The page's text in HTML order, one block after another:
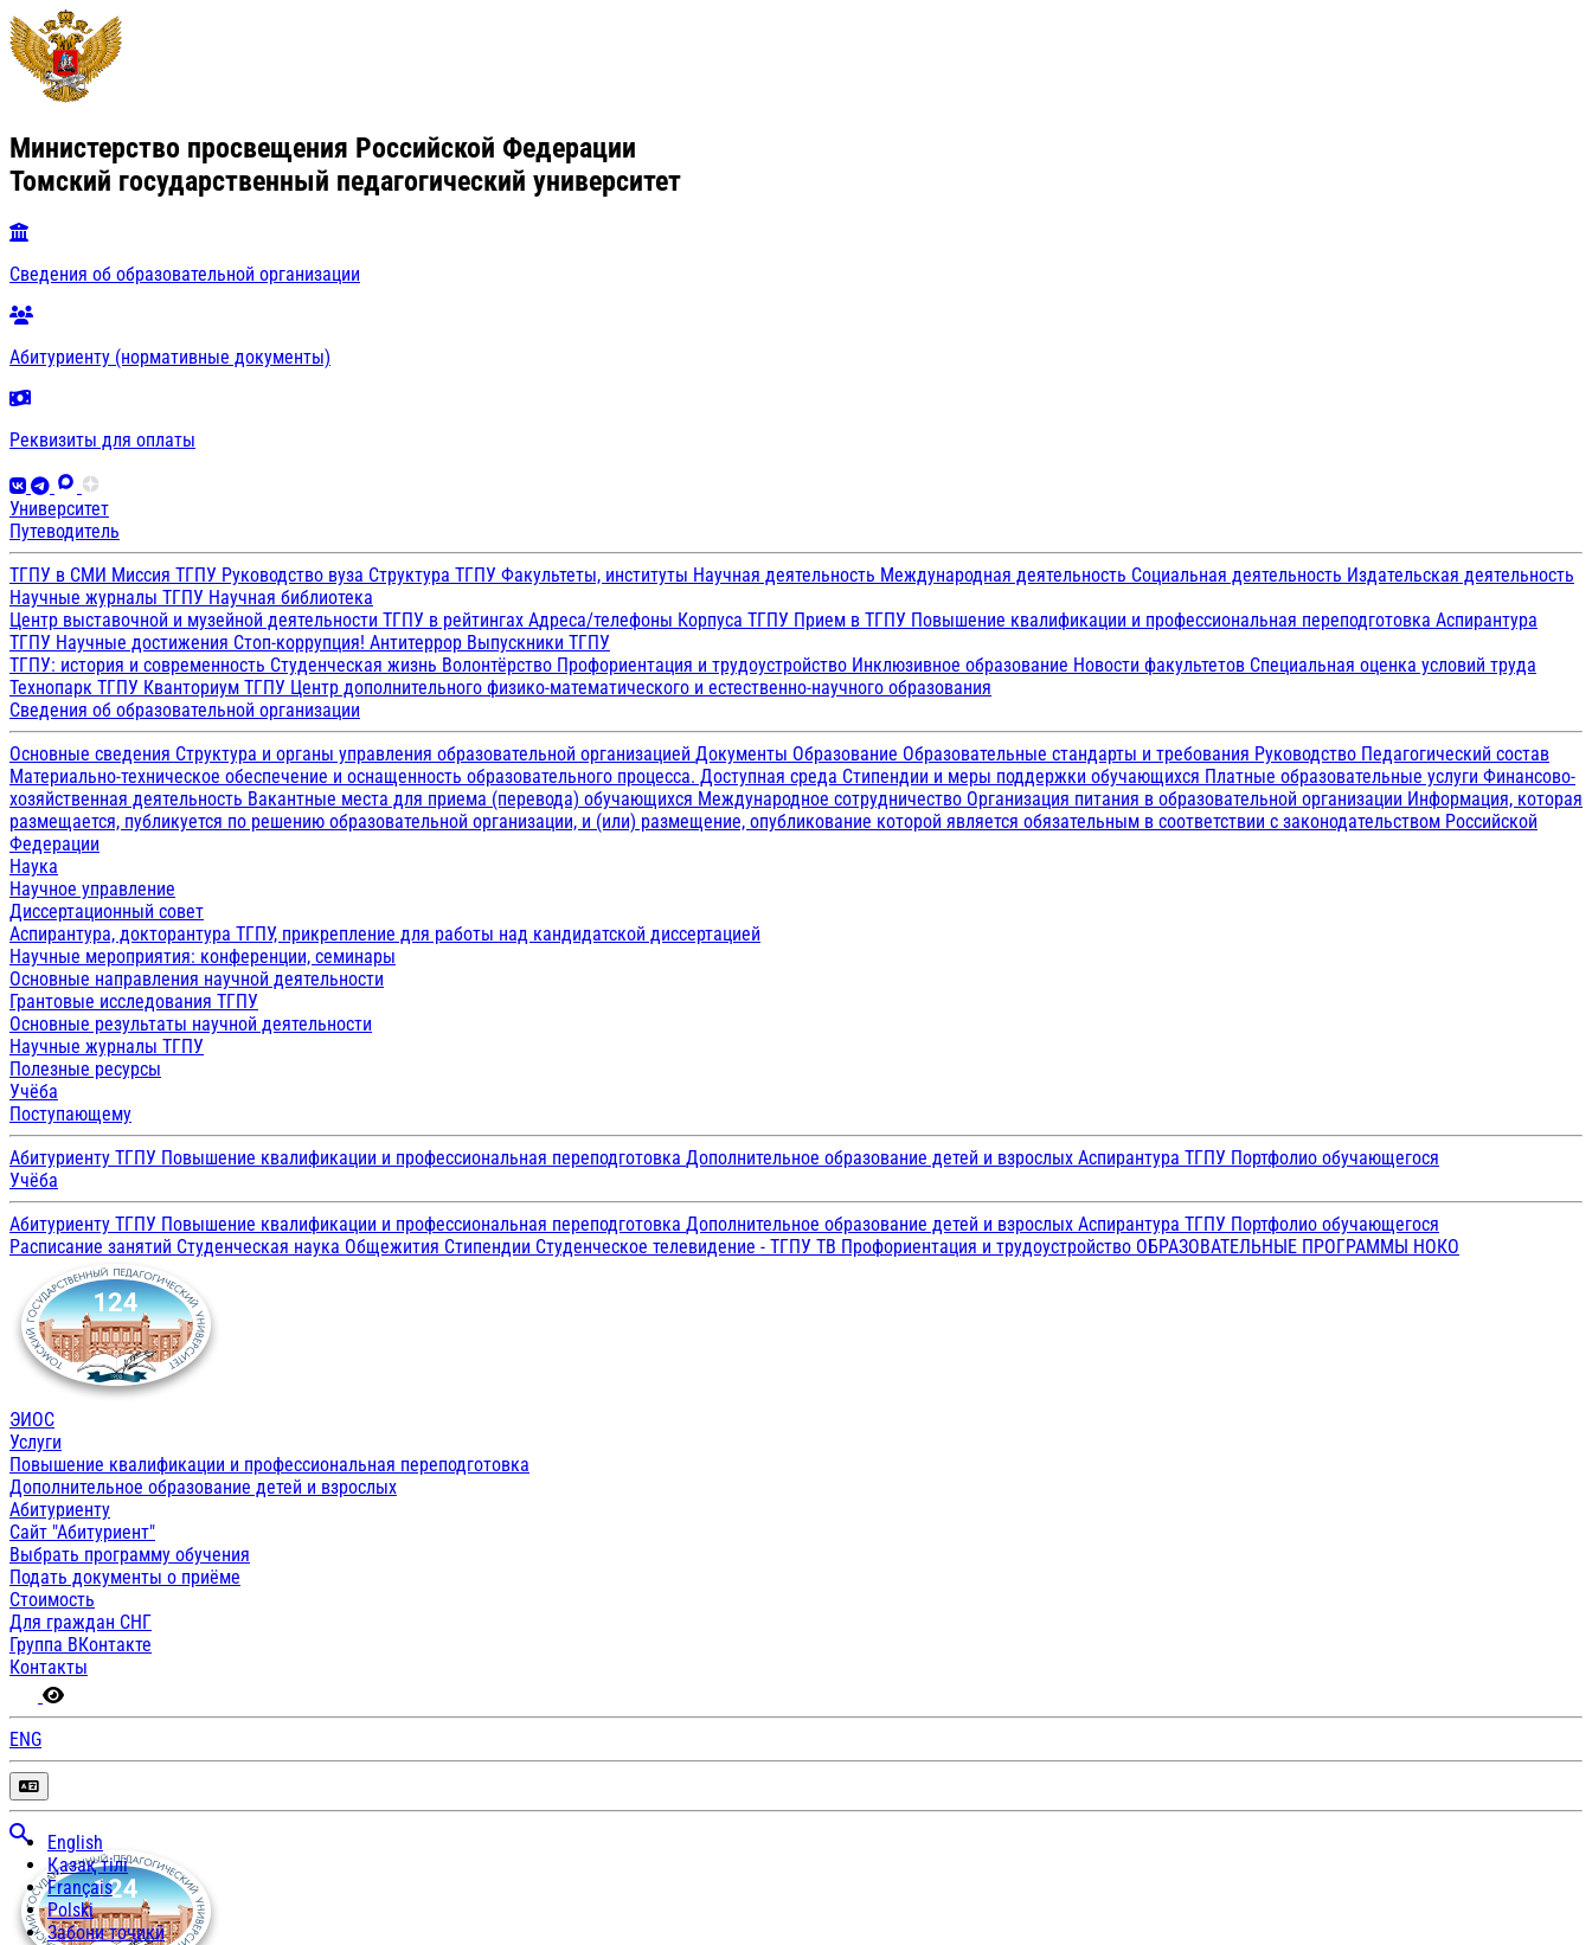
Министерство просвещения Российской Федерации
Томский государственный педагогический университет
Сведения об образовательной организации
Абитуриенту (нормативные документы)
Реквизиты для оплаты
Университет
Путеводитель
ТГПУ в СМИ Миссия ТГПУ Руководство вуза Структура ТГПУ Факультеты, институты Научная деятельность Международная деятельность Социальная деятельность Издательская деятельность
Научные журналы ТГПУ Научная библиотека
Центр выставочной и музейной деятельности ТГПУ в рейтингах Адреса/телефоны Корпуса ТГПУ Прием в ТГПУ Повышение квалификации и профессиональная переподготовка Аспирантура
ТГПУ Научные достижения Стоп-коррупция! Антитеррор Выпускники ТГПУ
ТГПУ: история и современность Студенческая жизнь Волонтёрство Профориентация и трудоустройство Инклюзивное образование Новости факультетов Специальная оценка условий труда
Технопарк ТГПУ Кванториум ТГПУ Центр дополнительного физико-математического и естественно-научного образования
Сведения об образовательной организации
Основные сведения Структура и органы управления образовательной организацией Документы Образование Образовательные стандарты и требования Руководство Педагогический состав
Материально-техническое обеспечение и оснащенность образовательного процесса. Доступная среда Стипендии и меры поддержки обучающихся Платные образовательные услуги Финансово-
хозяйственная деятельность Вакантные места для приема (перевода) обучающихся Международное сотрудничество Организация питания в образовательной организации Информация, которая
размещается, публикуется по решению образовательной организации, и (или) размещение, опубликование которой является обязательным в соответствии с законодательством Российской
Федерации
Наука
Научное управление
Диссертационный совет
Аспирантура, докторантура ТГПУ, прикрепление для работы над кандидатской диссертацией
Научные мероприятия: конференции, семинары
Основные направления научной деятельности
Грантовые исследования ТГПУ
Основные результаты научной деятельности
Научные журналы ТГПУ
Полезные ресурсы
Учёба
Поступающему
Абитуриенту ТГПУ Повышение квалификации и профессиональная переподготовка Дополнительное образование детей и взрослых Аспирантура ТГПУ Портфолио обучающегося
Учёба
Абитуриенту ТГПУ Повышение квалификации и профессиональная переподготовка Дополнительное образование детей и взрослых Аспирантура ТГПУ Портфолио обучающегося
Расписание занятий Студенческая наука Общежития Стипендии Студенческое телевидение - ТГПУ ТВ Профориентация и трудоустройство ОБРАЗОВАТЕЛЬНЫЕ ПРОГРАММЫ НОКО
ЭИОС
Услуги
Повышение квалификации и профессиональная переподготовка
Дополнительное образование детей и взрослых
Абитуриенту
Сайт "Абитуриент"
Выбрать программу обучения
Подать документы о приёме
Стоимость
Для граждан СНГ
Группа ВКонтакте
Контакты
ENG
English
Қазақ тілі
Français
Polski
Забони тоҷикӣ